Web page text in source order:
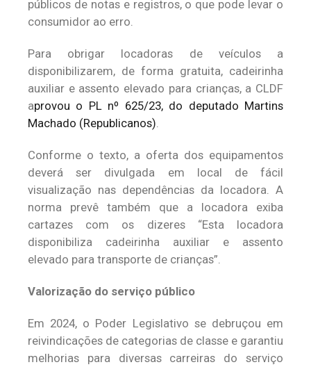
públicos de notas e registros, o que pode levar o
consumidor ao erro.
Para obrigar locadoras de veículos a
disponibilizarem, de forma gratuita, cadeirinha
auxiliar e assento elevado para crianças, a CLDF
aprovou o PL nº 625/23, do deputado Martins
Machado (Republicanos)
Conforme o texto, a oferta dos equipamentos
deverá ser divulgada em local de fácil
visualização nas dependências da locadora. A
norma prevê também que a locadora exiba
cartazes com os dizeres “Esta locadora
disponibiliza cadeirinha auxiliar e assento
elevado para transporte de crianças”.
Valorização do serviço público
Em 2024, o Poder Legislativo se debruçou em
reivindicações de categorias de classe e garantiu
melhorias para diversas carreiras do serviço